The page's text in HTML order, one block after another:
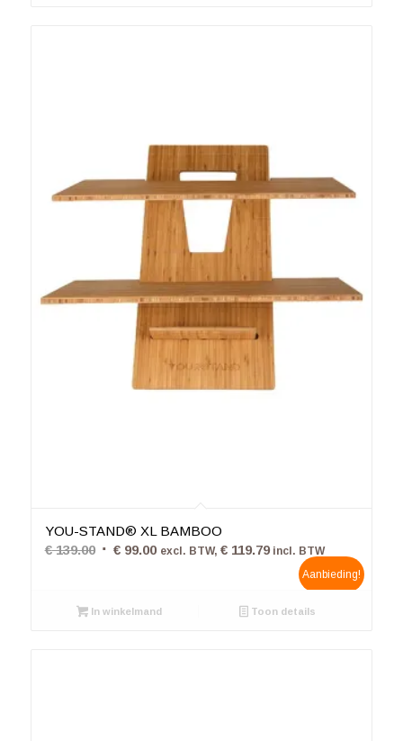
YOU-STAND® XL BAMBOO
€139.00 Oorspronkelijke
€ 139.00.
€99.00Huidige
€ 99.00.
excl. BTW, €119.79incl. BTW
Aanbieding!
In winkelmand Toon details